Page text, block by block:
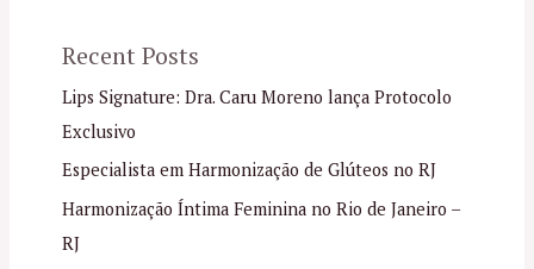
Recent Posts
Lips Signature: Dra. Caru Moreno lança Protocolo
Exclusivo
Especialista em Harmonização de Glúteos no RJ
Harmonização Íntima Feminina no Rio de Janeiro –
RJ